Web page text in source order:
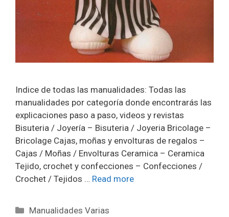
Indice de todas las manualidades: Todas las
manualidades por categoría donde encontrarás las
explicaciones paso a paso, videos y revistas
Bisuteria / Joyería – Bisuteria / Joyeria Bricolage –
Bricolage Cajas, moñas y envolturas de regalos –
Cajas / Moñas / Envolturas Ceramica – Ceramica
Tejido, crochet y confecciones – Confecciones /
Crochet / Tejidos … Read more
Manualidades Varias